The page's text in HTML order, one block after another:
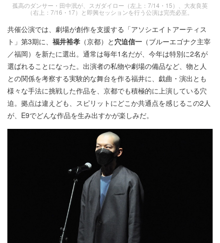
孤高のダンサー・田中泯が、スガダイロー（左上：7/14・15）、大友良英
（右上：7/16・17）と即興セッションを行う公演は完売必至。
共催公演では、劇場が創作を支援する「アソシエイトアーティス
ト」第3期に、 福井裕孝 （京都）と 穴迫信一 （ブルーエゴナク主宰
／福岡）を新たに選出。通常は毎年1名だが、今年は特別に2名が
選ばれることになった。出演者の私物や劇場の備品など、物と人
との関係を考察する実験的な舞台を作る福井に、戯曲・演出とも
様々な手法に挑戦した作品を、京都でも積極的に上演している穴
迫。拠点は違えども、スピリットにどこか共通点を感じるこの2人
が、E9でどんな作品を生み出すかが楽しみだ。